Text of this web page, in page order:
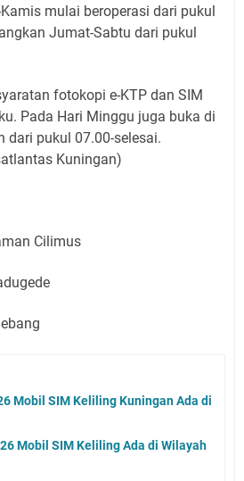
Lokasi Samsat Keliling Kuningan Jumat 7
2026
mulai beroperasi dari pukul
Jumat-Sabtu dari pukul
fotokopi e-KTP dan SIM
Pada Hari Minggu juga buka di
dari pukul 07.00-selesai.
Kuningan)
Cilimus
Mobil SIM Keliling Kuningan Ada di
Mobil SIM Keliling Ada di Wilayah